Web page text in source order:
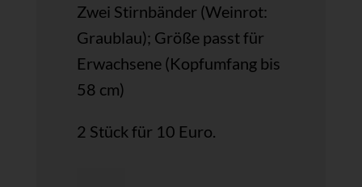
Zwei Stirnbänder (Weinrot:
Graublau); Größe passt für
Erwachsene (Kopfumfang bis
58 cm)
2 Stück für 10 Euro.